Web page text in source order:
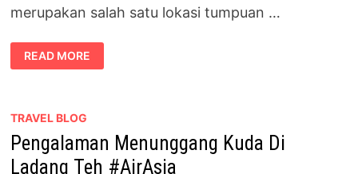
merupakan salah satu lokasi tumpuan …
MAKAN
TENGAHARI
DI
SENAYAN,
READ MORE
TRAVEL BLOG
Pengalaman Menunggang Kuda Di
Ladang Teh #AirAsia